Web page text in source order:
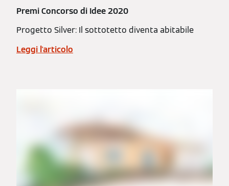
Premi Concorso di Idee 2020
Progetto Silver: Il sottotetto diventa abitabile
Leggi l'articolo